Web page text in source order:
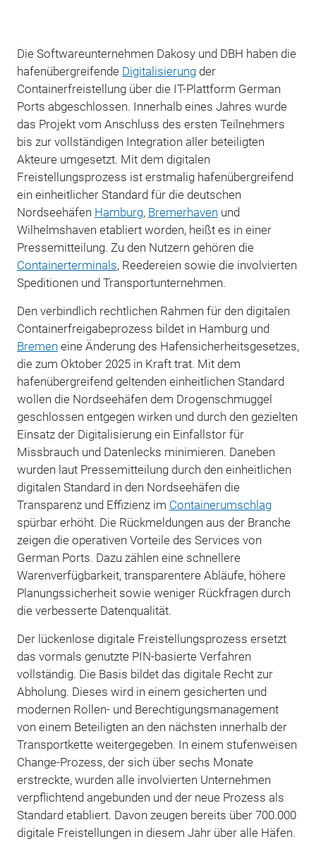
Die Softwareunternehmen Dakosyund DBH haben die
hafenübergreifende Digitalisierungder
Containerfreistellung über die IT-Plattform German
Ports abgeschlossen. Innerhalb eines Jahres wurde
das Projekt vom Anschluss des ersten Teilnehmers
bis zur vollständigen Integration aller beteiligten
Akteure umgesetzt. Mit dem digitalen
Freistellungsprozess ist erstmalig hafenübergreifend
ein einheitlicher Standard für die deutschen
Nordseehäfen Hamburg, Bremerhaven und
Wilhelmshaven etabliert worden, heißt es in einer
Pressemitteilung. Zu den Nutzern gehören die
Containerterminals, Reedereien sowie die involvierten
Speditionen und Transportunternehmen.
Den verbindlich rechtlichen Rahmen für den digitalen
Containerfreigabeprozess bildet in Hamburg und
Bremen eine Änderung des Hafensicherheitsgesetzes,
die zum Oktober 2025 in Kraft trat. Mit dem
hafenübergreifend geltenden einheitlichen Standard
wollen die Nordseehäfen dem Drogenschmuggel
geschlossen entgegen wirken und durch den gezielten
Einsatz der Digitalisierung ein Einfallstor für
Missbrauch und Datenlecks minimieren. Daneben
wurden laut Pressemitteilung durch den einheitlichen
digitalen Standard in den Nordseehäfen die
Transparenz und Effizienz im Containerumschlag
spürbar erhöht. Die Rückmeldungen aus der Branche
zeigen die operativen Vorteile des Services von
German Ports. Dazu zählen eine schnellere
Warenverfügbarkeit, transparentere Abläufe, höhere
Planungssicherheit sowie weniger Rückfragen durch
die verbesserte Datenqualität.
Der lückenlose digitale Freistellungsprozess ersetzt
das vormals genutzte PIN-basierte Verfahren
vollständig. Die Basis bildet das digitale Recht zur
Abholung. Dieses wird in einem gesicherten und
modernen Rollen- und Berechtigungsmanagement
von einem Beteiligten an den nächsten innerhalb der
Transportkette weitergegeben. In einem stufenweisen
Change-Prozess, der sich über sechs Monate
erstreckte, wurden alle involvierten Unternehmen
verpflichtend angebunden und der neue Prozess als
Standard etabliert. Davon zeugen bereits über 700.000
digitale Freistellungen in diesem Jahr über alle Häfen.